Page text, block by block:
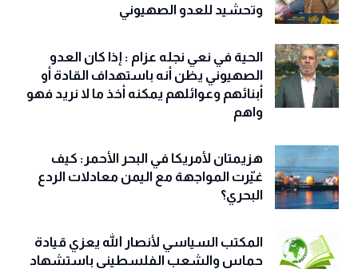
وتحشيد للعدو الصهيوني
الحية في نعي نجله عزام : إذا كان العدو
الصهيوني يظن أنه باستهداف القادة أو
أبنائهم وعوائلهم يمكنه أخذ ما لا نريد فهو
واهم
هزيمتان لأمريكا في البحر الأحمر: كيف
غيّرت المواجهة مع اليمن معادلات الردع
البحري؟
المكتب السياسي لأنصار الله يعزي قيادة
حماس والشعب الفلسطيني باستشهاد